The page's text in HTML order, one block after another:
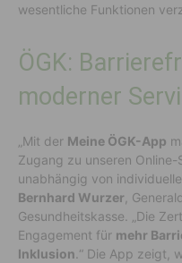
wesentliche Funktionen
ÖGK:
moderner
„Mit der Meine ÖGK-App
Zugang zu unseren
unabhängig von
Bernhard Wurzer ,
Gesundheitskasse. „Die
Engagement für mehr
Inklusion .“ Die App zeigt,